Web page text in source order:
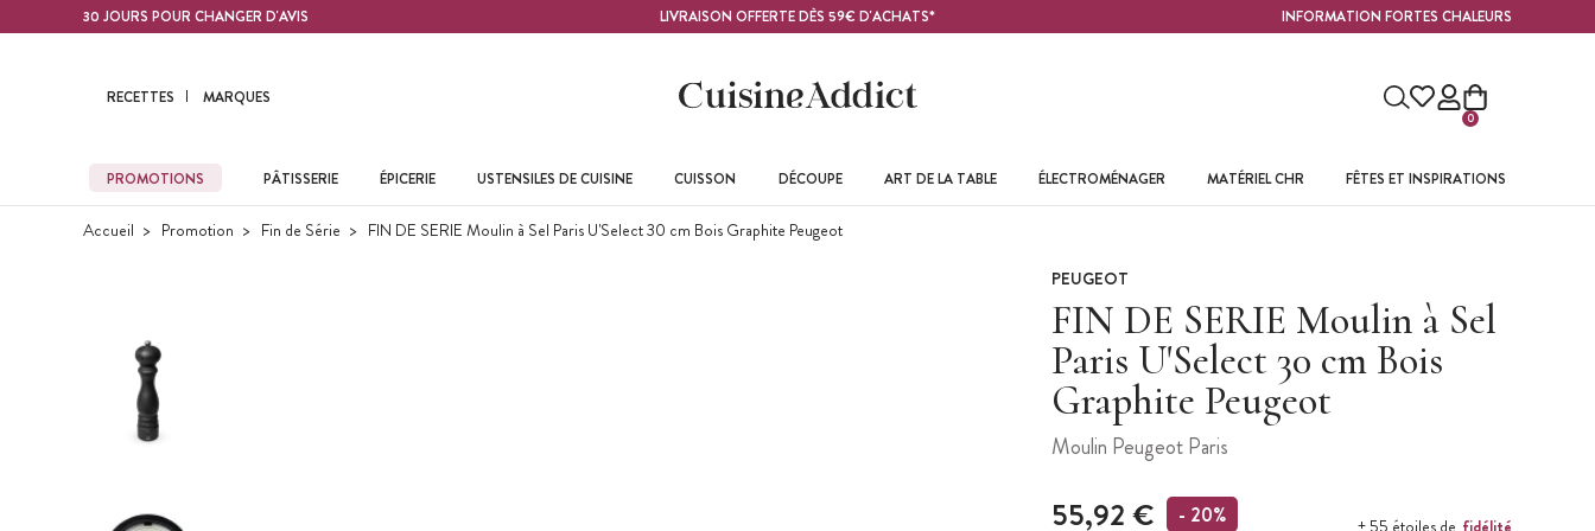
Contenu principal30 JOURS POUR CHANGER D'AVIS LIVRAISON OFFERTE DÈS 59€ D'ACHATS* INFORMATION FORTES CHALEURS
RECETTES MARQUES
0
PROMOTIONS PÂTISSERIE ÉPICERIE USTENSILES DE CUISINE CUISSON DÉCOUPE ART DE LA TABLE ÉLECTROMÉNAGER MATÉRIEL CHR FÊTES ET INSPIRATIONS
Accueil Promotion Fin de Série FIN DE SERIE Moulin à Sel Paris U'Select 30 cm Bois Graphite Peugeot
PEUGEOT
FIN DE SERIE Moulin à Sel
Paris U'Select 30 cm Bois
Graphite Peugeot
Moulin Peugeot Paris
55,92 € - 20%